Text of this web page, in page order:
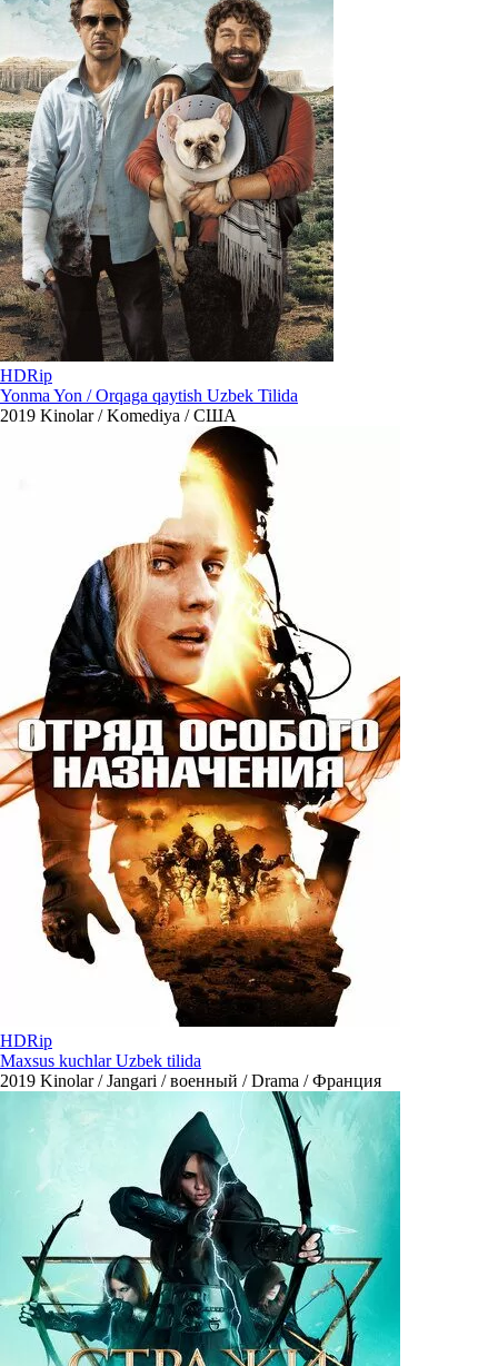
HDRip
Yonma Yon / Orqaga qaytish Uzbek Tilida
2019 Kinolar / Komediya / США
HDRip
Maxsus kuchlar Uzbek tilida
2019 Kinolar / Jangari / военный / Drama / Франция